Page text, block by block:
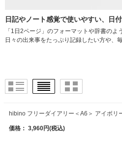
日記やノート感覚で使いやすい、日
「1日2ページ」のフォーマットや辞書の
日々の出来事をたっぷり記録したい方や
hibino フリーダイアリー＜A6＞ アイボ
価格： 3,960円(税込)